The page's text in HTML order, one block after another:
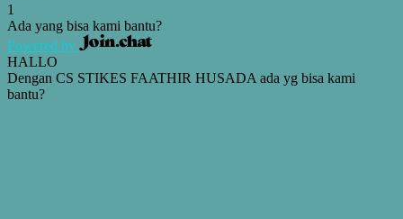
1
Ada yang bisa kami bantu?
Powered by
HALLO
Dengan CS STIKES FAATHIR HUSADA ada yg bisa kami
bantu?